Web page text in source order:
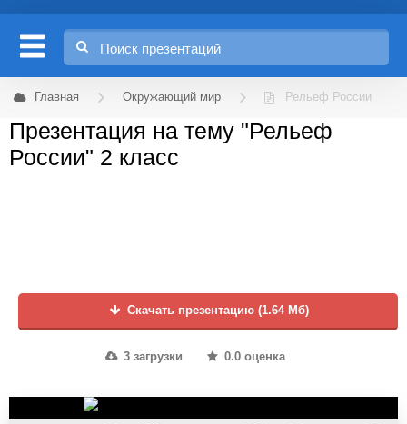
Главная Окружающий мир Рельеф России
Презентация на тему "Рельеф
России" 2 класс
Скачать презентацию (1.64 Мб)
3 загрузки 0.0 оценка